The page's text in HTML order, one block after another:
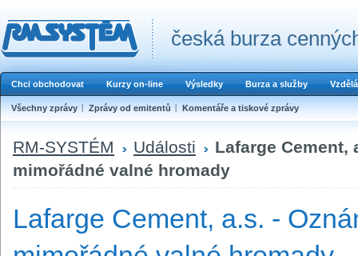
česká burza
Chci obchodovat Kurzy on-line Výsledky Burza a služby
Všechny zprávy Zprávy od emitentů Komentáře a tiskové zprávy
RM-SYSTÉM Události
Lafarge Cement,
mimořádné valné hromady
Lafarge Cement, a.s. -